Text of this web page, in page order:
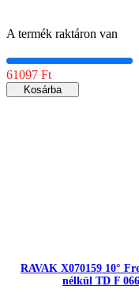
A termék raktáron van
61097 Ft
Kosárba
RAVAK X070159 10°
nélkül TD F